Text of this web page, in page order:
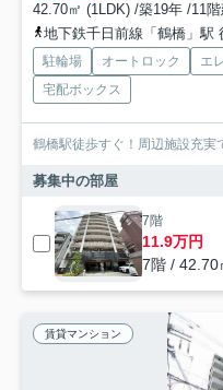
42.70㎡ (1LDK) /築19年 /11階
地下鉄千日前線「鶴橋」駅
駐輪場 オートロック エ
宅配ボックス
鶴橋駅徒歩すぐ！周辺施設充実
募集中の部屋
7階
11.9万円
7階 / 42.70
賃貸マンション